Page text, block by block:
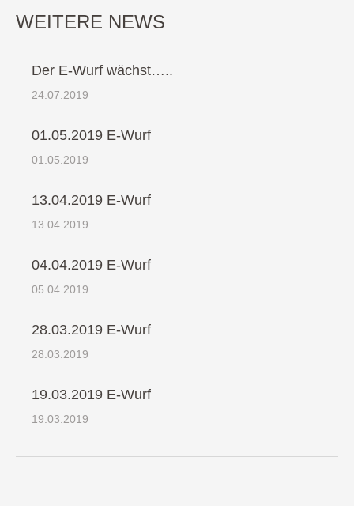
WEITERE NEWS
Der E-Wurf wächst…..
24.07.2019
01.05.2019 E-Wurf
01.05.2019
13.04.2019 E-Wurf
13.04.2019
04.04.2019 E-Wurf
05.04.2019
28.03.2019 E-Wurf
28.03.2019
19.03.2019 E-Wurf
19.03.2019